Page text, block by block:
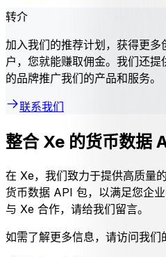
转介
加入我们的推荐计划，获得更
户，您就能赚取佣金。我们还
的品牌推广我们的产品和服务。
联系我们
整合 Xe 的货币数据
在 Xe，我们致力于提供高质量
货币数据 API 包，以满足您企
与 Xe 合作，请给我们留言。
如需了解更多信息，请访问我们